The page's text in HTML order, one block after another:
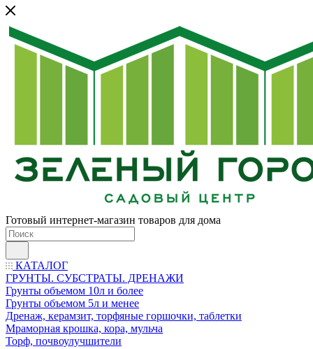
Готовый интернет-магазин товаров для дома
КАТАЛОГ
ГРУНТЫ. СУБСТРАТЫ. ДРЕНАЖИ
Грунты объемом 10л и более
Грунты объемом 5л и менее
Дренаж, керамзит, торфяные горшочки, таблетки
Мраморная крошка, кора, мульча
Торф, почвоулучшители